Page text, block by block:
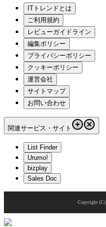
ITトレンドとは
ご利用規約
レビューガイドライン
編集ポリシー
プライバシーポリシー
クッキーポリシー
運営会社
サイトマップ
お問い合わせ
関連サービス・サイト
List Finder
Urumo!
bizplay
Sales Doc
Copyright (C)